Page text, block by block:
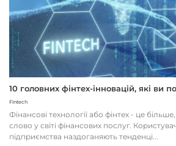
10 головних фінтех-інновацій, які ви
Fintech
Фінансові технології або фінтех - це
слово у світі фінансових послуг.
підприємства наздоганяють тенденці...